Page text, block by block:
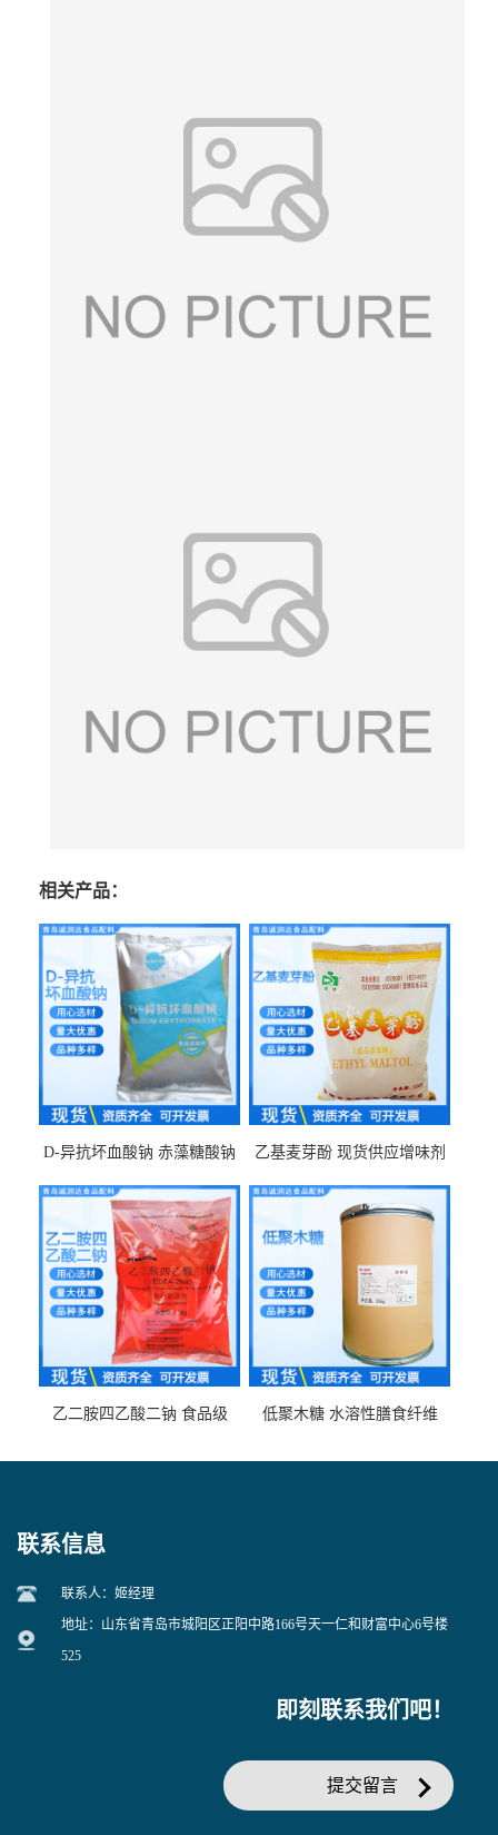
相关产品：
D-异抗坏血酸钠 赤藻糖酸钠
乙基麦芽酚 现货供应增味剂
乙二胺四乙酸二钠 食品级
低聚木糖 水溶性膳食纤维
联系信息
联系人：姬经理
地址：山东省青岛市城阳区正阳中路166号天一仁和财富中心6号楼
525
即刻联系我们吧！
提交留言